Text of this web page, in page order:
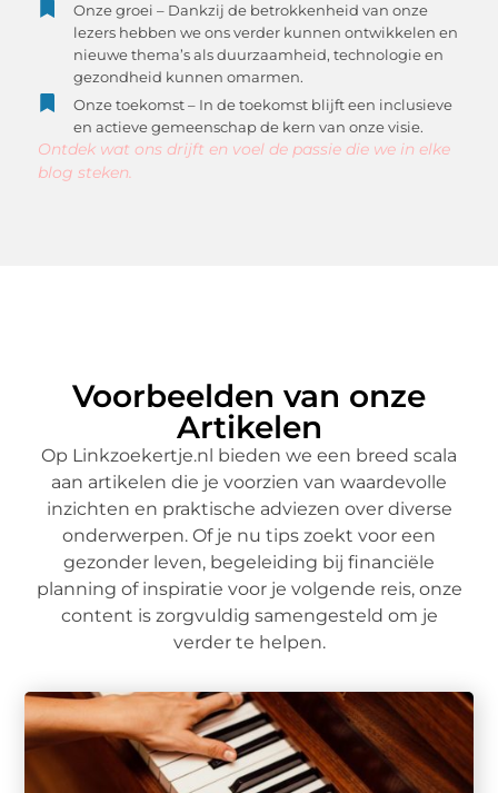
Onze groei – Dankzij de betrokkenheid van onze
lezers hebben we ons verder kunnen ontwikkelen en
nieuwe thema’s als duurzaamheid, technologie en
gezondheid kunnen omarmen.
Onze toekomst – In de toekomst blijft een inclusieve
en actieve gemeenschap de kern van onze visie.
Ontdek wat ons drijft en voel de passie die we in elke
blog steken.
Voorbeelden van onze
Artikelen
Op Linkzoekertje.nl bieden we een breed scala
aan artikelen die je voorzien van waardevolle
inzichten en praktische adviezen over diverse
onderwerpen. Of je nu tips zoekt voor een
gezonder leven, begeleiding bij financiële
planning of inspiratie voor je volgende reis, onze
content is zorgvuldig samengesteld om je
verder te helpen.